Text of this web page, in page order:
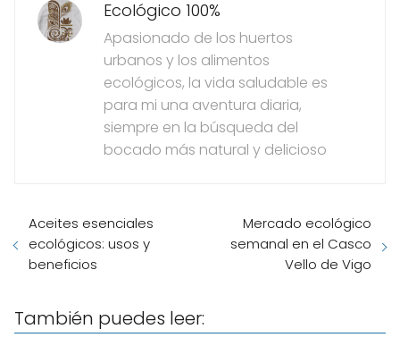
Ecológico 100%
Apasionado de los huertos
urbanos y los alimentos
ecológicos, la vida saludable es
para mi una aventura diaria,
siempre en la búsqueda del
bocado más natural y delicioso
Aceites esenciales
ecológicos: usos y
beneficios
Mercado ecológico
semanal en el Casco
Vello de Vigo
También puedes leer: